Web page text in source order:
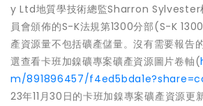
y Ltd地質學技術總監Sharron Sylvester
員會頒佈的S-K法規第1300分部(S-K
產資源量不包括礦產儲量。沒有需要報告
選查看卡班加鎳礦專案礦產資源圖片卷軸(
m/891896457/
23年11月30日的卡班加鎳專案礦產資源